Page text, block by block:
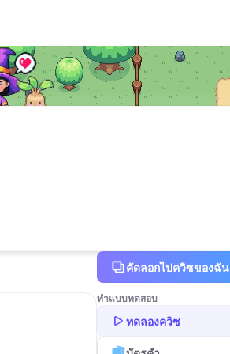
คัดลอกไปควิซของฉัน
ทำแบบทดสอบ
ทดลองควิซ